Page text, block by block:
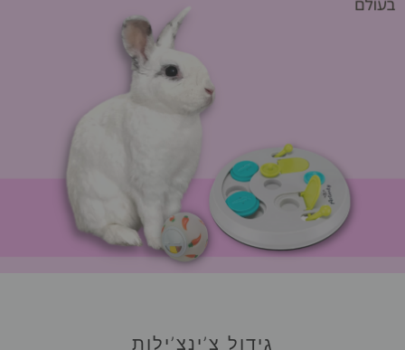
גידול צ’ינצ’ילות